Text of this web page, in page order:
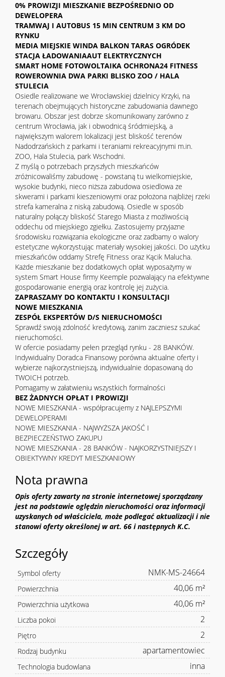
0% PROWIZJI MIESZKANIE BEZPOŚREDNIO OD
DEWELOPERA
TRAMWAJ I AUTOBUS 15 MIN CENTRUM 3 KM DO
RYNKU
MEDIA MIEJSKIE WINDA BALKON TARAS OGRÓDEK
STACJA ŁADOWANIAAUT ELEKTRYCZNYCH
SMART HOME FOTOWOLTAIKA OCHRONA24 FITNESS
ROWEROWNIA DWA PARKI BLISKO ZOO / HALA
STULECIA
Osiedle realizowane we Wrocławskiej dzielnicy Krzyki, na
terenach obejmujących historyczne zabudowania dawnego
browaru. Obszar jest dobrze skomunikowany zarówno z
centrum Wrocławia, jak i obwodnicą śródmiejską, a
największym walorem lokalizacji jest bliskość terenów
Nadodrzańskich z parkami i teraniami rekreacyjnymi m.in.
ZOO, Hala Stulecia, park Wschodni.
Z myślą o potrzebach przyszłych mieszkańców
zróżnicowaliśmy zabudowę - powstaną tu wielkomiejskie,
wysokie budynki, nieco niższa zabudowa osiedlowa ze
skwerami i parkami kieszeniowymi oraz położona najbliżej rzeki
strefa kameralna z niską zabudową. Osiedle w sposób
naturalny połączy bliskość Starego Miasta z możliwością
oddechu od miejskiego zgiełku. Zastosujemy przyjazne
środowisku rozwiązania ekologiczne oraz zadbamy o walory
estetyczne wykorzystując materiały wysokiej jakości. Do użytku
mieszkańców oddamy Strefę Fitness oraz Kącik Malucha.
Każde mieszkanie bez dodatkowych opłat wyposażymy w
system Smart House firmy Keemple pozwalający na efektywne
gospodarowanie energią oraz kontrolę jej zużycia.
ZAPRASZAMY DO KONTAKTU I KONSULTACJI
NOWE MIESZKANIA
ZESPÓŁ EKSPERTÓW D/S NIERUCHOMOŚCI
Sprawdź swoją zdolność kredytową, zanim zaczniesz szukać
nieruchomości.
W ofercie posiadamy pełen przegląd rynku - 28 BANKÓW.
Indywidualny Doradca Finansowy porówna aktualne oferty i
wybierze najkorzystniejszą, indywidualnie dopasowaną do
TWOICH potrzeb.
Pomagamy w załatwieniu wszystkich formalności
BEZ ŻADNYCH OPŁAT I PROWIZJI
NOWE MIESZKANIA - współpracujemy z NAJLEPSZYMI
DEWELOPERAMI
NOWE MIESZKANIA - NAJWYŻSZA JAKOŚĆ I
BEZPIECZEŃSTWO ZAKUPU
NOWE MIESZKANIA - 28 BANKÓW - NAJKORZYSTNIEJSZY I
OBIEKTYWNY KREDYT MIESZKANIOWY
Nota prawna
Opis oferty zawarty na stronie internetowej sporządzany
jest na podstawie oględzin nieruchomości oraz informacji
uzyskanych od właściciela, może podlegać aktualizacji i nie
stanowi oferty określonej w art. 66 i następnych K.C.
Szczegóły
Symbol oferty NMK-MS-24664
Powierzchnia 40,06 m²
Powierzchnia użytkowa 40,06 m²
Liczba pokoi 2
Piętro 2
Rodzaj budynku apartamentowiec
Technologia budowlana inna